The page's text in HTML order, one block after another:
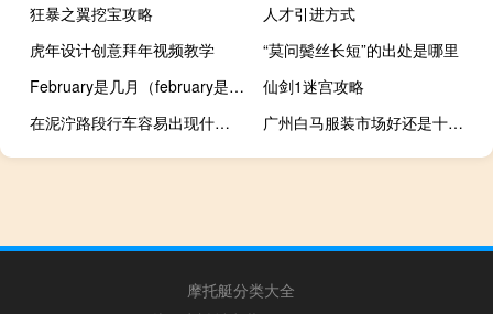
狂暴之翼挖宝攻略
人才引进方式
虎年设计创意拜年视频教学
“莫问鬓丝长短”的出处是哪里
February是几月（february是几月）
仙剑1迷宫攻略
在泥泞路段行车容易出现什么问题（在泥泞路段行车容易出现什么现象）
广州白马服装市场好还是十三行好
摩托艇分类大全